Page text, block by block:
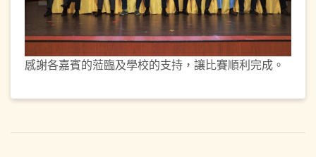
感謝各嘉賓的蒞臨及學校的支持，讓比賽順利完成。